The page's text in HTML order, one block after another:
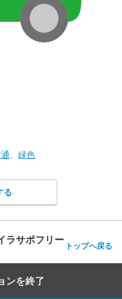
緑色
る
ラサポフリー トップへ戻る
ンを終了